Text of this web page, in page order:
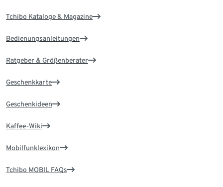
Tchibo Kataloge & Magazine
Bedienungsanleitungen
Ratgeber & Größenberater
Geschenkkarte
Geschenkideen
Kaffee-Wiki
Mobilfunklexikon
Tchibo MOBIL FAQs